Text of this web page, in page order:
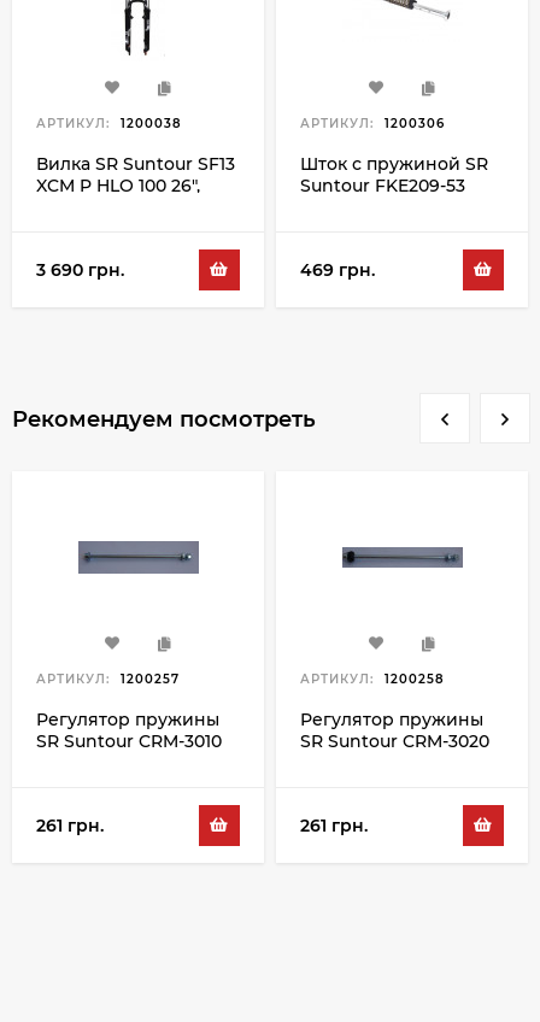
АРТИКУЛ: 1200038
Вилка SR Suntour SF13
XCM P HLO 100 26",
3 690 грн.
АРТИКУЛ: 1200306
Шток с пружиной SR
Suntour FKE209-53
469 грн.
Рекомендуем посмотреть
АРТИКУЛ: 1200257
Регулятор пружины
SR Suntour CRM-3010
261 грн.
АРТИКУЛ: 1200258
Регулятор пружины
SR Suntour CRM-3020
261 грн.